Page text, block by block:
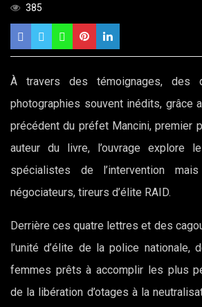
385
À travers des témoignages, des
photographies souvent inédits, grâce
précédent du préfet Mancini, premier
auteur du livre, l’ouvrage explore
spécialistes de l’intervention
négociateurs, tireurs d’élite RAID.
Derrière ces quatre lettres et des
l’unité d’élite de la police nationale,
femmes prêts à accomplir les plus
de la libération d’otages à la